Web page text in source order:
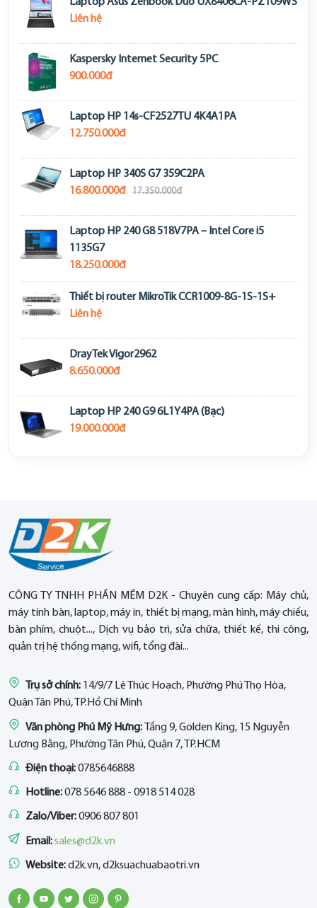
Liên hệ
Kaspersky Internet Security 5PC
900.000đ
Laptop HP 14s-CF2527TU 4K4A1PA
12.750.000đ
Laptop HP 340S G7 359C2PA
16.800.000đ
17.350.000đ
Laptop HP 240 G8 518V7PA – Intel Core i5
1135G7
18.250.000đ
Thiết bị router MikroTik CCR1009-8G-1S-1S+
Liên hệ
DrayTek Vigor2962
8.650.000đ
Laptop HP 240 G9 6L1Y4PA (Bạc)
19.000.000đ
CÔNG TY TNHH PHẦN MỀM D2K - Chuyên cung cấp: Máy chủ,
máy tính bàn, laptop, máy in, thiết bị mạng, màn hình, máy chiếu,
bàn phím, chuột..., Dịch vụ bảo trì, sửa chữa, thiết kế, thi công,
quản trị hệ thống mạng, wifi, tổng đài...
Trụ sở chính: 14/9/7 Lê Thúc Hoạch, Phường Phú Thọ Hòa,
Quận Tân Phú, TP.Hồ Chí Minh
Văn phòng Phú Mỹ Hưng:Tầng 9, Golden King, 15 Nguyễn
Lương Bằng, Phường Tân Phú, Quận 7, TP.HCM
Điện thoại:0785646888
Hotline:078 5646 888 - 0918 514 028
Zalo/Viber:0906 807 801
Email:sales@d2k.vn
Website:d2k.vn, d2ksuachuabaotri.vn